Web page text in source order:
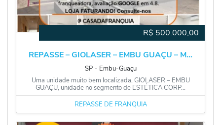
R$ 500.000,00
REPASSE – GIOLASER – EMBU GUAÇU – M...
SP ‐ Embu-Guaçu
Uma unidade muito bem localizada, GIOLASER – EMBU
GUAÇU, unidade no segmento de ESTÉTICA CORP...
REPASSE DE FRANQUIA